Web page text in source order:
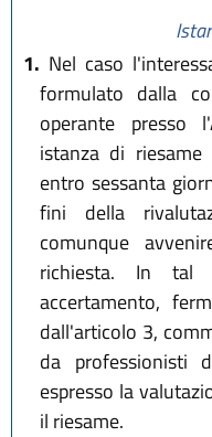
1. Nel caso
formulato dalla
operante presso
istanza di riesame
entro sessanta
fini della
comunque
richiesta. In tal
accertamento,
dall'articolo 3,
da professionisti
espresso la
il riesame.